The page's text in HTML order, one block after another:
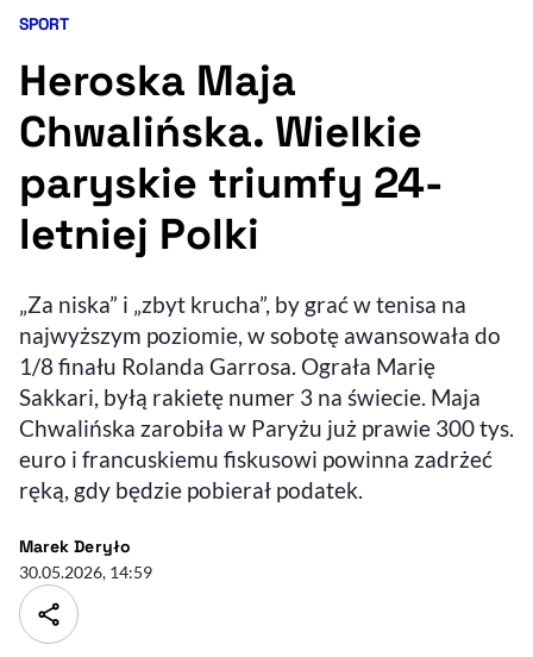
Ułatwienia dostępności wspierają:
Sprawdź, jak i dlaczego zwiększamy dostępność , otwiera się w nowym
Deklaracja dostępności, otwiera się w nowym oknie
Zgłoś problem
, otwiera się w
Kategoria artykułu:
SPORT
Heroska Maja
Chwalińska. Wielkie
paryskie triumfy 24-
letniej Polki
„Za niska” i „zbyt krucha”, by grać w tenisa na
najwyższym poziomie, w sobotę awansowała do
1/8 finału Rolanda Garrosa. Ograła Marię
Sakkari, byłą rakietę numer 3 na świecie. Maja
Chwalińska zarobiła w Paryżu już prawie 300 tys.
euro i francuskiemu fiskusowi powinna zadrżeć
ręką, gdy będzie pobierał podatek.
Marek Deryło- autor artykułu - profil
30.05.2026, 14:59